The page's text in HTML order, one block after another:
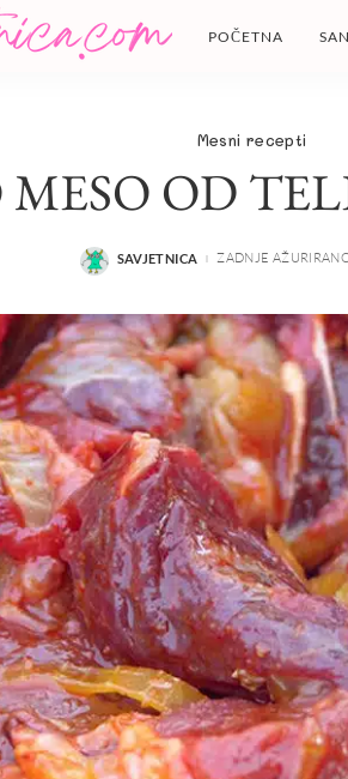
POČETNA
Mesni recepti
OD
POSTED
SAVJETNICA ZADNJE